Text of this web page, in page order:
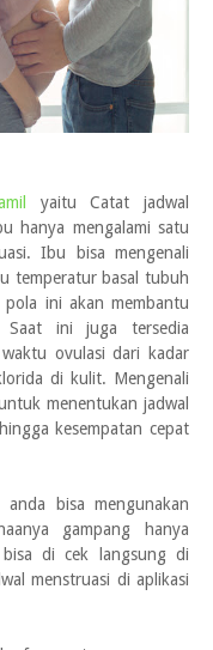
yaitu Catat jadwal
hanya mengalami satu
Ibu bisa mengenali
temperatur basal tubuh
ini akan membantu
Saat ini juga tersedia
ovulasi dari kadar
di kulit. Mengenali
menentukan jadwal
kesempatan cepat
bisa mengunakan
gampang hanya
di cek langsung di
menstruasi di aplikasi